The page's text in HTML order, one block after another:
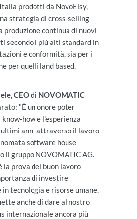
prodotti da NovoElsy,
strategia di cross-selling
produzione continua di nuovi
secondo i più alti standard in
e conformità, sia per i
per quelli land based.
CEO di NOVOMATIC
"È un onore poter
how e l'esperienza
anni attraverso il lavoro
software house
il gruppo NOVOMATIC AG.
la prova del buon lavoro
di investire
tecnologia e risorse umane.
anche di dare al nostro
internazionale ancora più